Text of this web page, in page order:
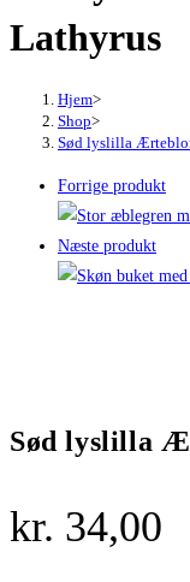
antal
Lathyrus
Hjem>
Shop>
Sød lyslilla
Forrige produkt
Næste produkt
Sød lyslilla
kr. 34,00